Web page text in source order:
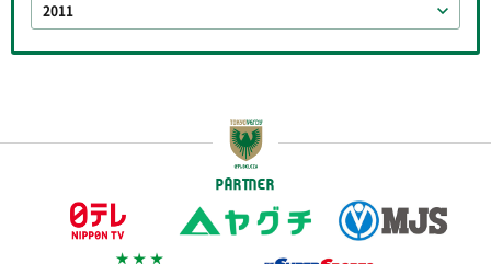
2011
PARTNER